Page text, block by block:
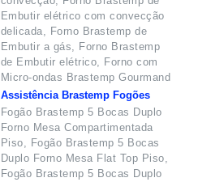
Embutir elétrico com convecção
delicada, Forno Brastemp de
Embutir a gás, Forno Brastemp
de Embutir elétrico, Forno com
Micro-ondas Brastemp Gourmand
Assistência Brastemp Fogões
Fogão Brastemp 5 Bocas Duplo
Forno Mesa Compartimentada
Piso, Fogão Brastemp 5 Bocas
Duplo Forno Mesa Flat Top Piso,
Fogão Brastemp 5 Bocas Duplo